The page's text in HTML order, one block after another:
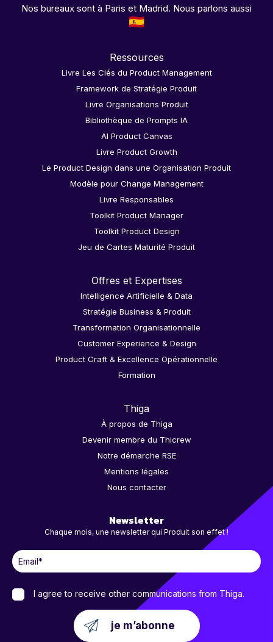
Nos bureaux sont à Paris et Madrid. Nous parlons aussi
Ressources
Livre Les Clés du Product Management
Framework de Stratégie Produit
Livre Organisations Produit
Bibliothèque de Prompts IA
AI Product Canvas
Livre Product Growth
Le Product Design dans une Organisation Produit
Modèle pour Change Management
Livre Responsables
Toolkit Product Manager
Toolkit Product Design
Jeu de Cartes Maturité Produit
Offres et Expertises
Intelligence Artificielle & Data
Stratégie Business & Produit
Transformation Organisationnelle
Customer Experience & Design
Product Craft & Excellence Opérationnelle
Formation
Thiga
À propos de Thiga
Devenir membre du Thicrew
Notre démarche RSE
Mentions légales
Nous contacter
Newsletter
Chaque mois, une newsletter qui Produit son effet !
I agree to receive other communications from Thiga.